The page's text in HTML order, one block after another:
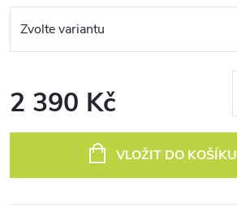
2 390 Kč
VLOŽIT DO KOŠÍKU